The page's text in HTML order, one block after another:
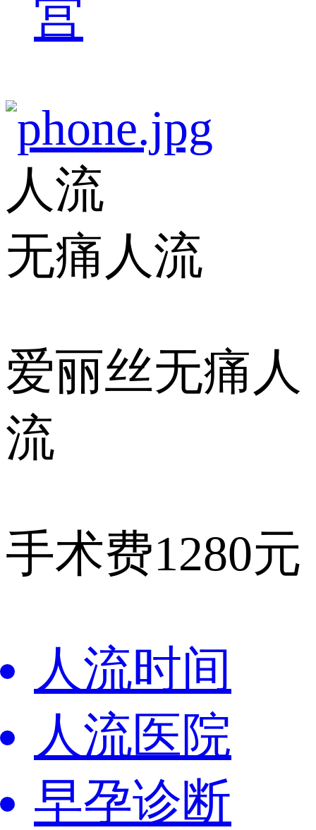
宫
人流
无痛人流
爱丽丝无痛人
流
手术费1280元
人流时间
人流医院
早孕诊断